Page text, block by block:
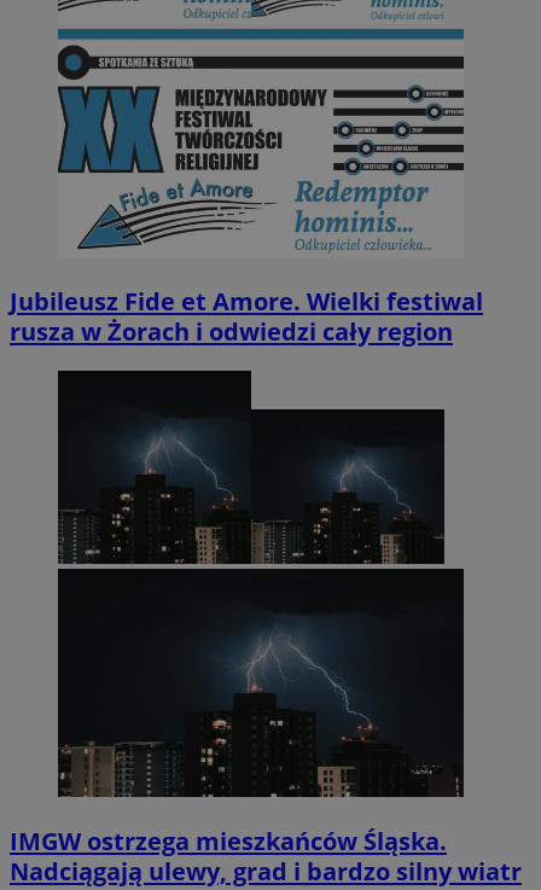
Jubileusz Fide et Amore. Wielki festiwal
rusza w Żorach i odwiedzi cały region
IMGW ostrzega mieszkańców Śląska.
Nadciągają ulewy, grad i bardzo silny wiatr